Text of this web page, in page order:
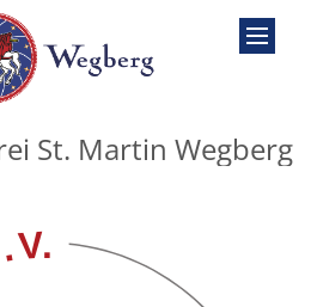
St. Martin Wegberg